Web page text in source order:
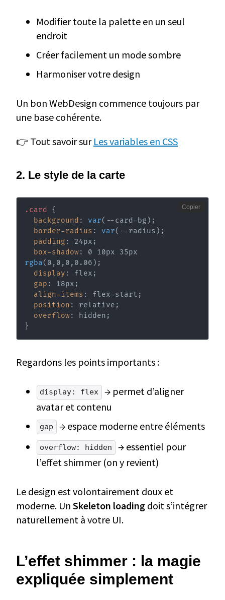
Modifier toute la palette en un seul
endroit
Créer facilement un mode sombre
Harmoniser votre design
Un bon WebDesign commence toujours par
une base cohérente.
👉 Tout savoir sur Les variables en CSS
2. Le style de la carte
.card
{
background : var( --card-bg ) ;
border-radius : var( --radius ) ;
padding : 24px ;
box-shadow:
rgba( 0 , 0 , 0 , 0.06 ) ;
display : flex ;
gap : 18px ;
align-items : flex-start ;
position : relative ;
overflow: hidden ;
}
Copier
Regardons les points importants :
display: flex
→ permet d’aligner
avatar et contenu
gap → espace moderne entre éléments
overflow: hidden
→ essentiel pour
l’effet shimmer (on y revient)
Le design est volontairement doux et
moderne. Un Skeleton loading doit s’intégrer
naturellement à votre UI.
L’effet shimmer : la magie
expliquée simplement